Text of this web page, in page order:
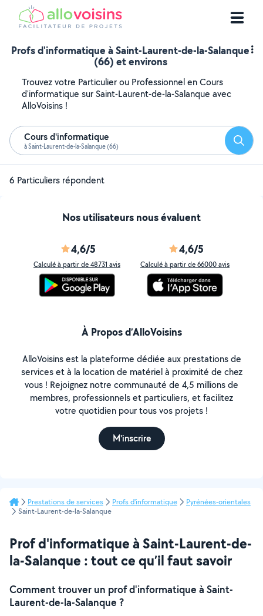
Profs d'informatique à Saint-Laurent-de-la-Salanque
(66) et environs
Trouvez votre Particulier ou Professionnel en Cours
d'informatique sur Saint-Laurent-de-la-Salanque avec
AlloVoisins !
Cours d'informatique
à Saint-Laurent-de-la-Salanque (66)
6 Particuliers répondent
Nos utilisateurs nous évaluent
4,6/5
Calculé à partir de 48731 avis
4,6/5
Calculé à partir de 66000 avis
À Propos d’AlloVoisins
AlloVoisins est la plateforme dédiée aux prestations de
services et à la location de matériel à proximité de chez
vous ! Rejoignez notre communauté de 4,5 millions de
membres, professionnels et particuliers, et facilitez
votre quotidien pour tous vos projets !
M'inscrire
Prestations de services Profs d'informatique
Pyrénées-orientales
Saint-Laurent-de-la-Salanque
Prof d'informatique à Saint-Laurent-de-
la-Salanque : tout ce qu’il faut savoir
Comment trouver un prof d'informatique à Saint-
Laurent-de-la-Salanque ?